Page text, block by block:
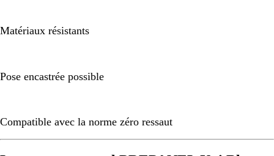
Matériaux résistants
Pose encastrée possible
Compatible avec la norme zéro ressaut